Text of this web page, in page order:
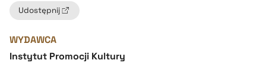
Udostępnij
WYDAWCA
Instytut Promocji Kultury